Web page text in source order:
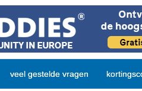
veel gestelde vragen